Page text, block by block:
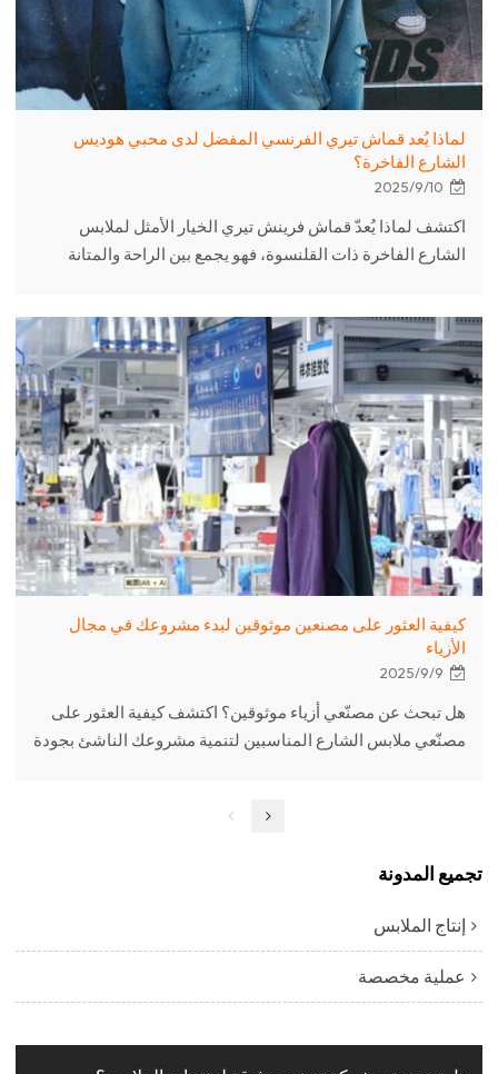
لماذا يُعد قماش تيري الفرنسي المفضل لدى محبي هوديس
الشارع الفاخرة؟
2025/9/10
اكتشف لماذا يُعدّ قماش فرينش تيري الخيار الأمثل لملابس
الشارع الفاخرة ذات القلنسوة، فهو يجمع بين الراحة والمتانة
كيفية العثور على مصنعين موثوقين لبدء مشروعك في مجال
الأزياء
2025/9/9
هل تبحث عن مصنّعي أزياء موثوقين؟ اكتشف كيفية العثور على
مصنّعي ملابس الشارع المناسبين لتنمية مشروعك الناشئ بجودة
تجميع المدونة
إنتاج الملابس
عملية مخصصة